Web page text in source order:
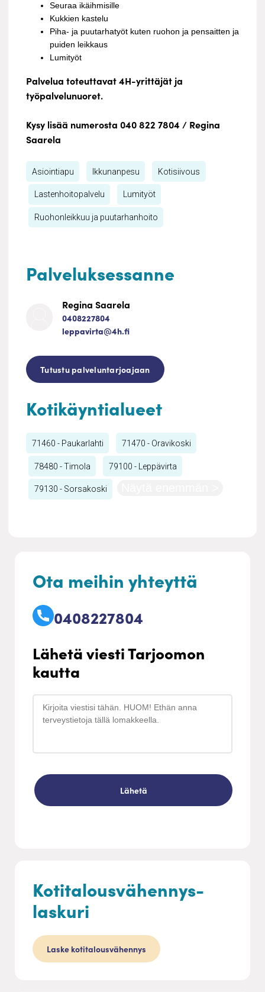
Seuraa ikäihmisille
Kukkien kastelu
Piha- ja puutarhatyöt kuten ruohon ja pensaitten ja
puiden leikkaus
Lumityöt
Palvelua toteuttavat 4H-yrittäjät ja
työpalvelunuoret.
Kysy lisää numerosta 040 822 7804 / Regina
Saarela
Asiointiapu Ikkunanpesu Kotisiivous
Lastenhoitopalvelu Lumityöt
Ruohonleikkuu ja puutarhanhoito
Palveluksessanne
Regina Saarela
0408227804
leppavirta@4h.fi
Tutustu palveluntarjoajaan
Kotikäyntialueet
71460 - Paukarlahti 71470 - Oravikoski
78480 - Timola 79100 - Leppävirta
79130 - Sorsakoski
Ota meihin yhteyttä
0408227804
Lähetä viesti Tarjoomon
kautta
Kotitalousvähennys-
laskuri
Laske kotitalousvähennys